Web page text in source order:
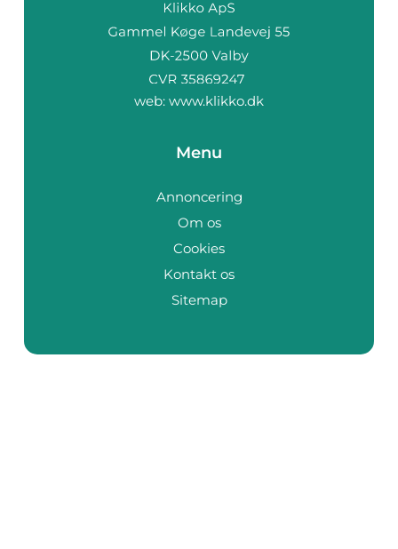
web: www.klikko.dk
Menu
Annoncering
Om os
Cookies
Kontakt os
Sitemap